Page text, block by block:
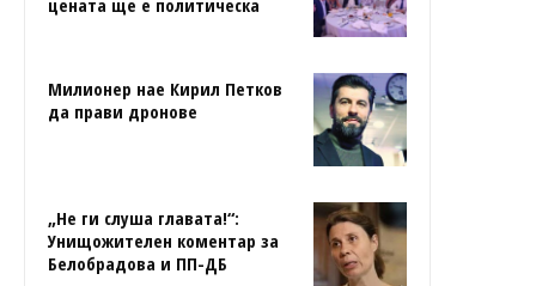
Милионер нае Кирил Петков
да прави дронове
„Не ги слуша главата!“:
Унищожителен коментар за
Белобрадова и ПП-ДБ